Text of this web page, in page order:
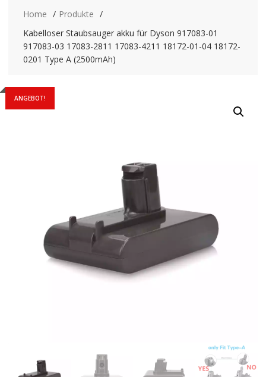
Home
Produkte
Kabelloser Staubsauger akku für Dyson 917083-01
917083-03 17083-2811 17083-4211 18172-01-04 18172-
0201 Type A (2500mAh)
ANGEBOT!